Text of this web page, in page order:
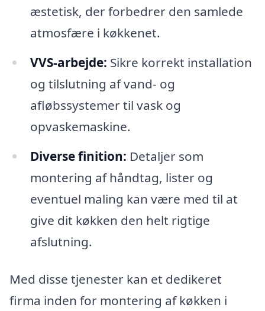
æstetisk, der forbedrer den samlede
atmosfære i køkkenet.
VVS-arbejde: Sikre korrekt installation
og tilslutning af vand- og
afløbssystemer til vask og
opvaskemaskine.
Diverse finition: Detaljer som
montering af håndtag, lister og
eventuel maling kan være med til at
give dit køkken den helt rigtige
afslutning.
Med disse tjenester kan et dedikeret
firma inden for montering af køkken i